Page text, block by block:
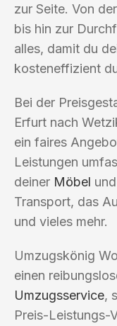
zur Seite. Von
bis hin zur
alles, damit du
kosteneffizient
Bei der
Erfurt nach
ein faires
Leistungen
deiner Möbel
Transport, das
und vieles mehr.
Umzugskönig
einen
Umzugsservice,
Preis-Leistungs-